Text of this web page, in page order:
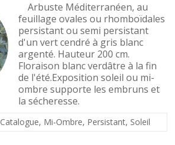
Arbuste Méditerranéen, au
feuillage ovales ou rhomboïdales
persistant ou semi persistant
d'un vert cendré à gris blanc
argenté. Hauteur 200 cm.
Floraison blanc verdâtre à la fin
de l'été.Exposition soleil ou mi-
ombre supporte les embruns et
la sécheresse.
Catalogue, Mi-Ombre, Persistant, Soleil